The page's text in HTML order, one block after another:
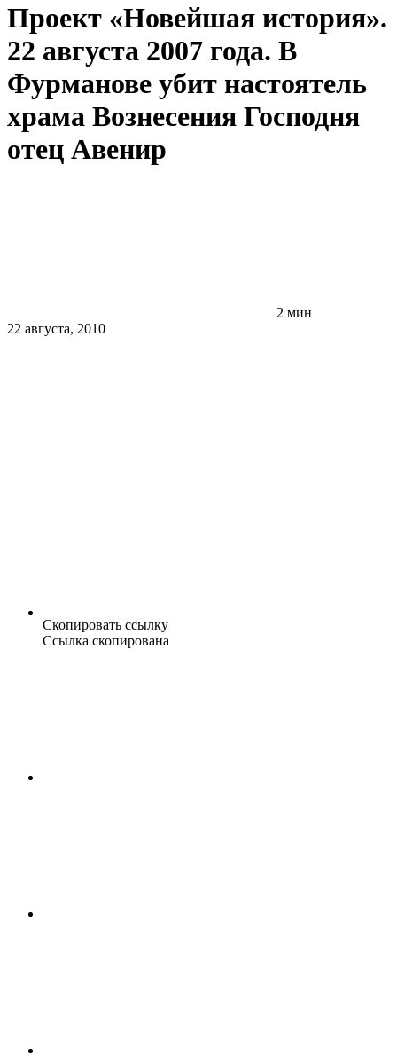
Проект «Новейшая история».
22 августа 2007 года. В
Фурманове убит настоятель
храма Вознесения Господня
отец Авенир
2 мин
22 августа, 2010
Скопировать ссылку
Ссылка скопирована